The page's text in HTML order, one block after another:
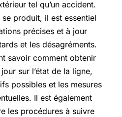
tel qu’un accident.
se produit, il est essentiel
précises et à jour
et les désagréments.
savoir comment obtenir
sur l’état de la ligne,
possibles et les mesures
Il est également
les procédures à suivre